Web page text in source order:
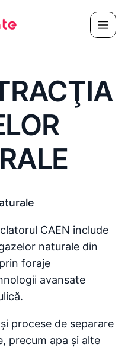
CAEN include
naturale din
foraje
avansate
procese de separare
precum apa și alte